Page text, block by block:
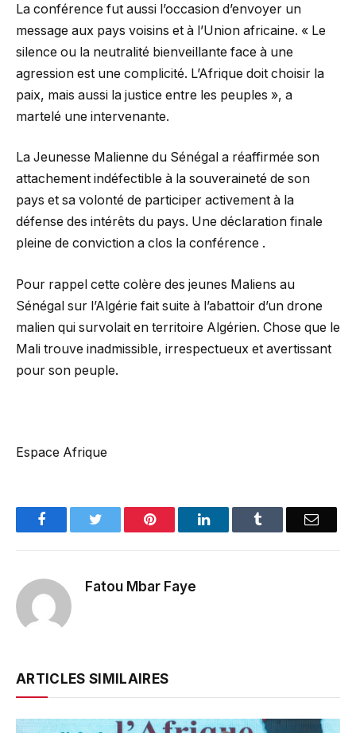
La conférence fut aussi l’occasion d’envoyer un
message aux pays voisins et à l’Union africaine. « Le
silence ou la neutralité bienveillante face à une
agression est une complicité. L’Afrique doit choisir la
paix, mais aussi la justice entre les peuples », a
martelé une intervenante.
La Jeunesse Malienne du Sénégal a réaffirmée son
attachement indéfectible à la souveraineté de son
pays et sa volonté de participer activement à la
défense des intérêts du pays. Une déclaration finale
pleine de conviction a clos la conférence .
Pour rappel cette colère des jeunes Maliens au
Sénégal sur l’Algérie fait suite à l’abattoir d’un drone
malien qui survolait en territoire Algérien. Chose que le
Mali trouve inadmissible, irrespectueux et avertissant
pour son peuple.
Espace Afrique
FacebookTwitter Pinterest LinkedInTumblr Email
Fatou Mbar Faye
ARTICLES SIMILAIRES